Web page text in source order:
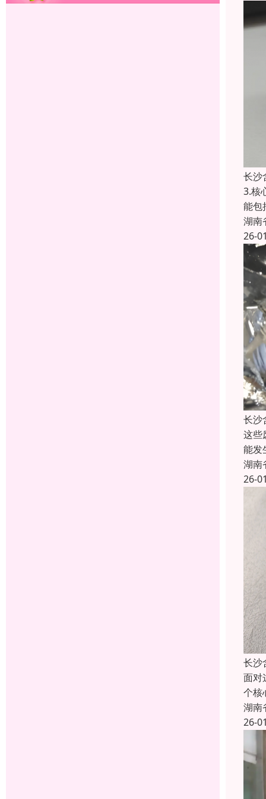
长沙
3.核
能包
湖南
26-
长沙
这些
能发
湖南
26-
长沙
面对
个核
湖南
26-